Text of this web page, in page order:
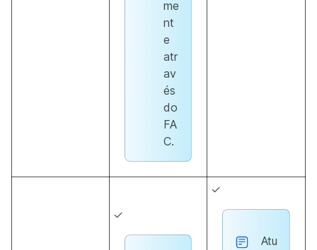
me
nt
e
atr
av
és
do
FA
C.
✓
✓
Atu